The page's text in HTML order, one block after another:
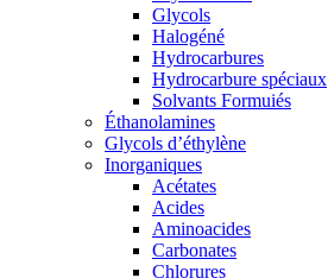
Glycols
Halogéné
Hydrocarbures
Hydrocarbure spéciaux
Solvants Formuiés
Éthanolamines
Glycols d’éthylène
Inorganiques
Acétates
Acides
Aminoacides
Carbonates
Chlorures